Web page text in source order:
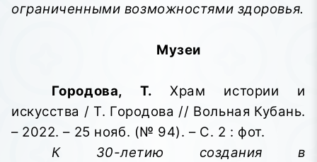
ограниченными возможностями здоровья.
Музеи
Городова, Т.Храм истории и
искусства / Т. Городова // Вольная Кубань.
– 2022. – 25 нояб. (№ 94). – С. 2 : фот.
К 30-летию создания в